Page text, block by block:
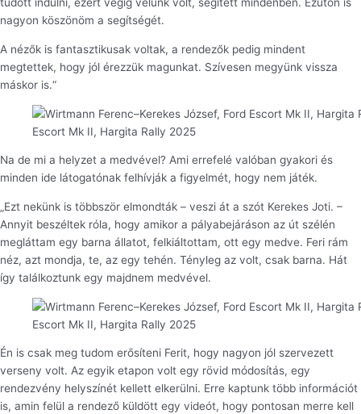
nagyon köszönöm a segítségét.
A nézők is fantasztikusak voltak, a rendezők pedig mindent
megtettek, hogy jól érezzük magunkat. Szívesen megyünk vissza
máskor is.“
Escort Mk II, Hargita Rally 2025
Na de mi a helyzet a medvével? Ami errefelé valóban gyakori és
minden ide látogatónak felhívják a figyelmét, hogy nem játék.
„Ezt nekünk is többször elmondták – veszi át a szót Kerekes Joti. –
Annyit beszéltek róla, hogy amikor a pályabejáráson az út szélén
megláttam egy barna állatot, felkiáltottam, ott egy medve. Feri rám
néz, azt mondja, te, az egy tehén. Tényleg az volt, csak barna. Hát
így találkoztunk egy majdnem medvével.
Escort Mk II, Hargita Rally 2025
Én is csak meg tudom erősíteni Ferit, hogy nagyon jól szervezett
verseny volt. Az egyik etapon volt egy rövid módosítás, egy
rendezvény helyszínét kellett elkerülni. Erre kaptunk több információt
is, amin felül a rendező küldött egy videót, hogy pontosan merre kell